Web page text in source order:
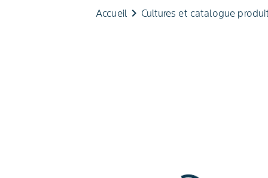
Accueil keyboard_arrow_right Cultures et catalogue